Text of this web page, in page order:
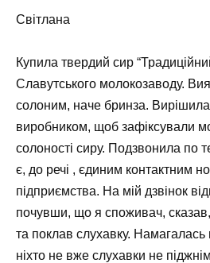
Світлана
Купила твердий сир
Славутського молокозаводу.
солоним, наче бринза. Вирішила
виробником, щоб зафіксували
солоності сиру. Подзвонила по
є, до речі , єдиним контактним
підприємства. На мій дзвінок
почувши, що я споживач,
та поклав слухавку. Намагалась
ніхто не вже слухавки не